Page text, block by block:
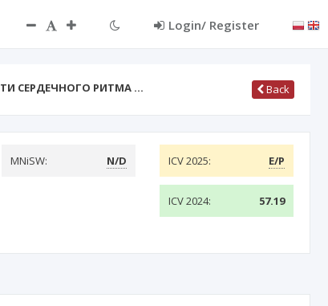
Login/ Register
СЕРДЕЧНОГО РИТМА … Back
MNiSW: N/D ICV 2025: E/P
ICV 2024: 57.19